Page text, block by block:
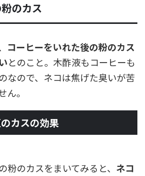
のカス
コーヒーをいれた後の粉のカス
とのこと。木酢液もコーヒーも
なので、ネコは焦げた臭いが苦
ん。
カスの効果
粉のカスをまいてみると、 ネコ